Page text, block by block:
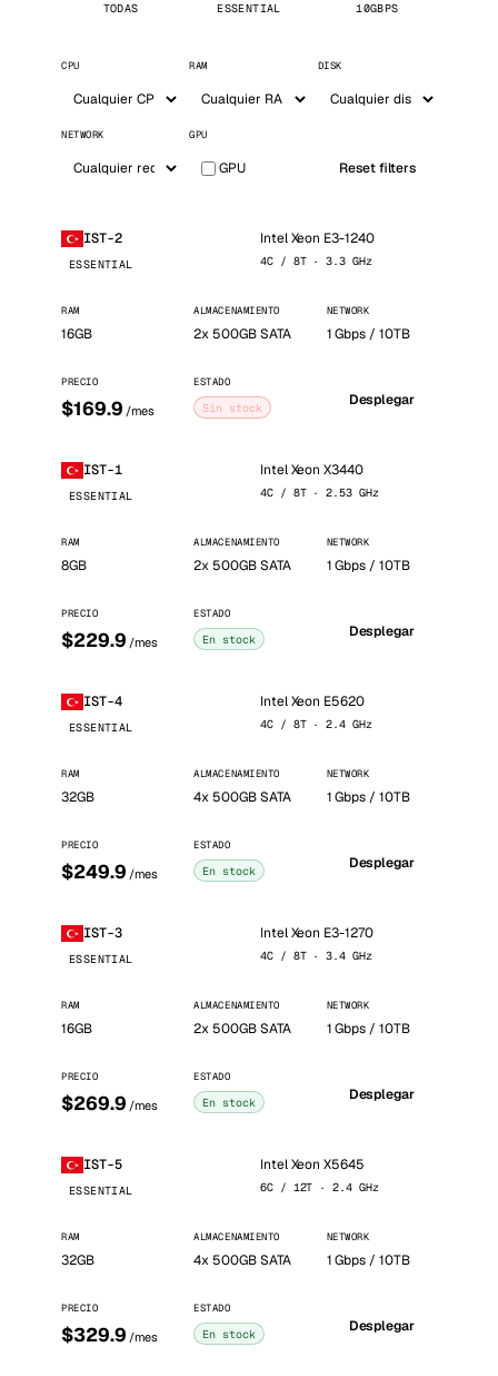
TODAS ESSENTIAL 10GBPS
CPU RAM DISK
NETWORK GPU
GPU Reset filters
IST-2
ESSENTIAL
Intel Xeon E3-1240
4C / 8T · 3.3 GHz
RAM
16GB
ALMACENAMIENTO
2x 500GB SATA
NETWORK
1 Gbps / 10TB
PRECIO
$169.9 /mes
ESTADO
Sin stock Desplegar
IST-1
ESSENTIAL
Intel Xeon X3440
4C / 8T · 2.53 GHz
RAM
8GB
ALMACENAMIENTO
2x 500GB SATA
NETWORK
1 Gbps / 10TB
PRECIO
$229.9 /mes
ESTADO
En stock Desplegar
IST-4
ESSENTIAL
Intel Xeon E5620
4C / 8T · 2.4 GHz
RAM
32GB
ALMACENAMIENTO
4x 500GB SATA
NETWORK
1 Gbps / 10TB
PRECIO
$249.9 /mes
ESTADO
En stock Desplegar
IST-3
ESSENTIAL
Intel Xeon E3-1270
4C / 8T · 3.4 GHz
RAM
16GB
ALMACENAMIENTO
2x 500GB SATA
NETWORK
1 Gbps / 10TB
PRECIO
$269.9 /mes
ESTADO
En stock Desplegar
IST-5
ESSENTIAL
Intel Xeon X5645
6C / 12T · 2.4 GHz
RAM
32GB
ALMACENAMIENTO
4x 500GB SATA
NETWORK
1 Gbps / 10TB
PRECIO
$329.9 /mes
ESTADO
En stock Desplegar